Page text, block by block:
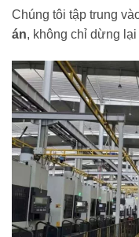
Chúng tôi tập trung
án, không chỉ dừng